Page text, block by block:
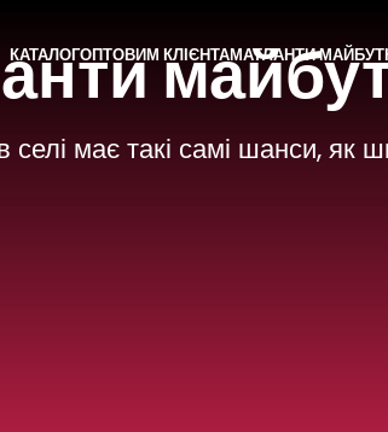
КАТАЛОГОПТОВИМ КЛІЄНТАМАТЛАНТИ
має такі самі шанси, як